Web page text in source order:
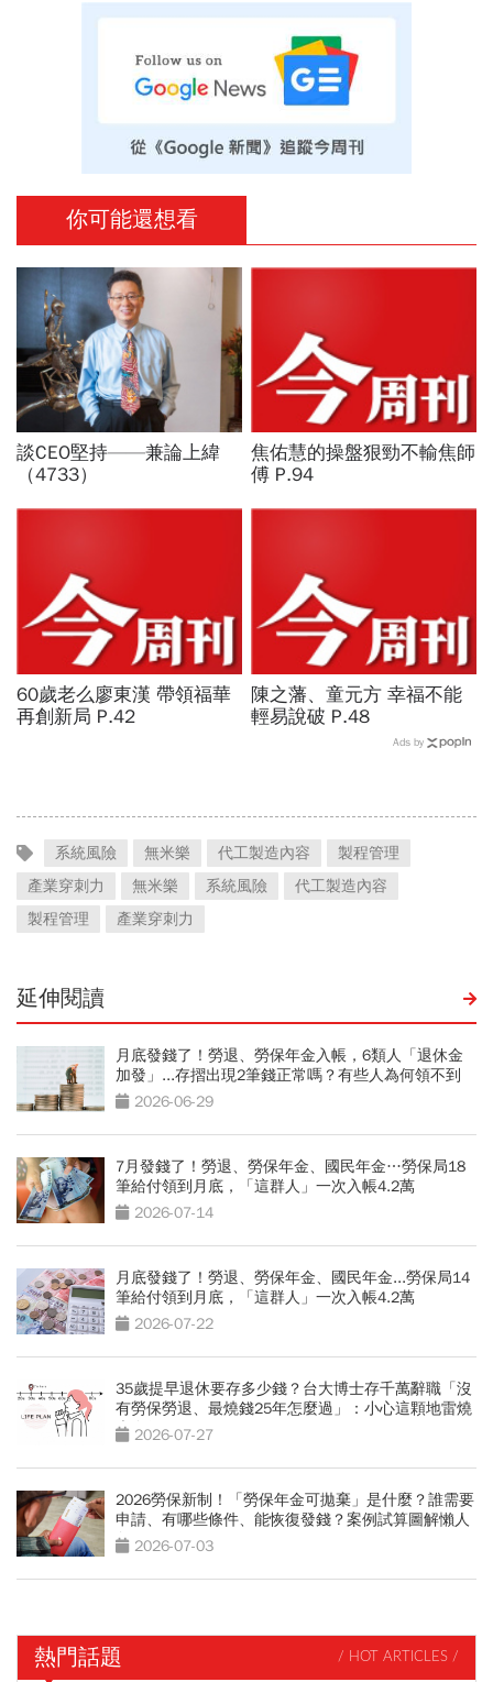
你可能還想看
談CEO堅持——兼論上緯
（4733）
焦佑慧的操盤狠勁不輸焦師
傅 P.94
60歲老么廖東漢 帶領福華
再創新局 P.42
陳之藩、童元方 幸福不能
輕易說破 P.48
Ads by
系統風險 無米樂 代工製造內容
製程管理
產業穿刺力
無米樂 系統風險
代工製造內容
製程管理
產業穿刺力
延伸閱讀
月底發錢了！勞退、勞保年金入帳，6類人「退休金
加發」...存摺出現2筆錢正常嗎？有些人為何領不到
2026-06-29
7月發錢了！勞退、勞保年金、國民年金…勞保局18
筆給付領到月底，「這群人」一次入帳4.2萬
2026-07-14
月底發錢了！勞退、勞保年金、國民年金...勞保局14
筆給付領到月底，「這群人」一次入帳4.2萬
2026-07-22
35歲提早退休要存多少錢？台大博士存千萬辭職「沒
有勞保勞退、最燒錢25年怎麼過」：小心這顆地雷燒
光存款
2026-07-27
2026勞保新制！「勞保年金可拋棄」是什麼？誰需要
申請、有哪些條件、能恢復發錢？案例試算圖解懶人
包 2026-07-03
熱門話題 / HOT ARTICLES /